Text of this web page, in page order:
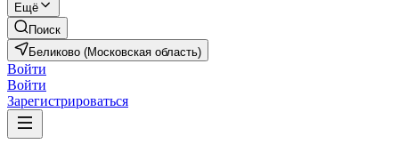
Ещё
Поиск
Беликово (Московская область)
Войти
Войти
Зарегистрироваться